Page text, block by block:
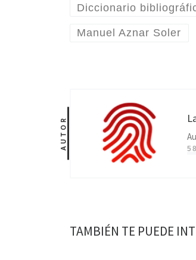
Diccionario
Manuel Aznar Soler
AUTOR
TAMBIÉN TE PUEDE